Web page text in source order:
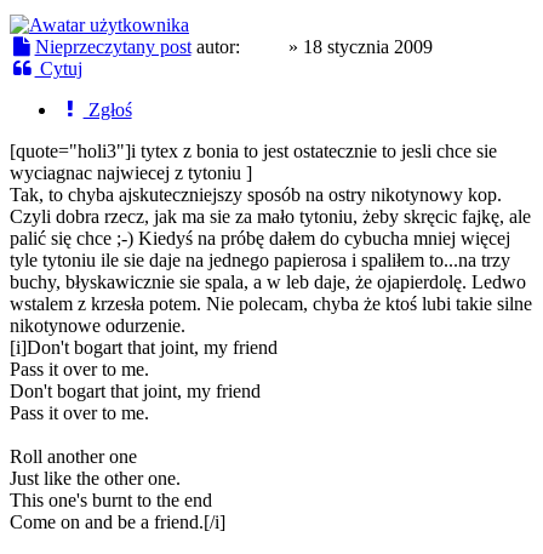
Nieprzeczytany post autor: » 18 stycznia 2009
Cytuj
Zgłoś
[quote="holi3"]i tytex z bonia to jest ostatecznie to jesli chce sie
wyciagnac najwiecej z tytoniu ]
Tak, to chyba ajskuteczniejszy sposób na ostry nikotynowy kop.
Czyli dobra rzecz, jak ma sie za mało tytoniu, żeby skręcic fajkę, ale
palić się chce ;-) Kiedyś na próbę dałem do cybucha mniej więcej
tyle tytoniu ile sie daje na jednego papierosa i spaliłem to...na trzy
buchy, błyskawicznie sie spala, a w leb daje, że ojapierdolę. Ledwo
wstalem z krzesła potem. Nie polecam, chyba że ktoś lubi takie silne
nikotynowe odurzenie.
[i]Don't bogart that joint, my friend
Pass it over to me.
Don't bogart that joint, my friend
Pass it over to me.
Roll another one
Just like the other one.
This one's burnt to the end
Come on and be a friend.[/i]